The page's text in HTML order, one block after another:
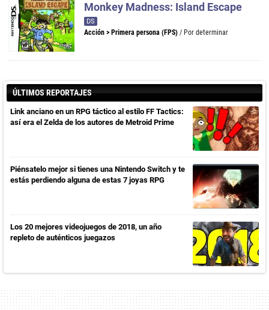
Monkey Madness: Island Escape
DS
Acción > Primera persona (FPS) / Por determinar
ÚLTIMOS REPORTAJES
Link anciano en un RPG táctico al estilo FF Tactics:
así era el Zelda de los autores de Metroid Prime
Piénsatelo mejor si tienes una Nintendo Switch y te
estás perdiendo alguna de estas 7 joyas RPG
Los 20 mejores videojuegos de 2018, un año
repleto de auténticos juegazos